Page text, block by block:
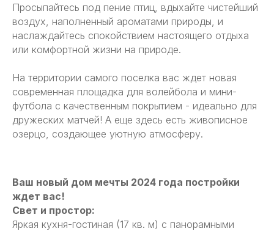
Просыпайтесь под пение птиц, вдыхайте чистейший
воздух, наполненный ароматами природы, и
наслаждайтесь спокойствием настоящего отдыха
или комфортной жизни на природе.
На территории самого поселка вас ждет новая
современная площадка для волейбола и мини-
футбола с качественным покрытием - идеально для
дружеских матчей! А еще здесь есть живописное
озерцо, создающее уютную атмосферу.
Ваш новый дом мечты 2024 года постройки
ждет вас!
Свет и простор:
Яркая кухня-гостиная (17 кв. м) с панорамными